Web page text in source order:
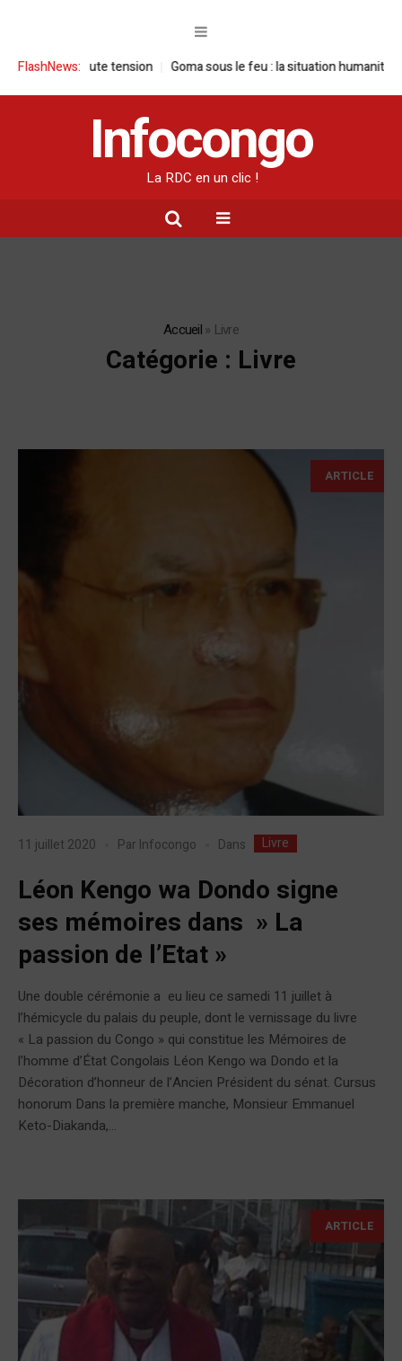
FlashNews:Goma sous le feu : la situation humanitaire se dégrade
Infocongo
La RDC en un clic !
Accueil» Livre
Catégorie : Livre
ARTICLE
11 juillet 2020 Par Infocongo Dans Livre
Léon Kengo wa Dondo signe
ses mémoires dans » La
passion de l’Etat »
Une double cérémonie a eu lieu ce samedi 11 juillet à
l’hémicycle du palais du peuple, dont le vernissage du livre
« La passion du Congo » qui constitue les Mémoires de
l’homme d’État Congolais Léon Kengo wa Dondo et la
Décoration d’honneur de l’Ancien Président du sénat. Cursus
honorum Dans la première manche, Monsieur Emmanuel
Keto-Diakanda,...
ARTICLE